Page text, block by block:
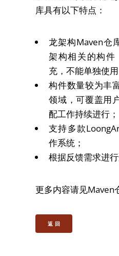
库具有以下特点：
龙架构Maven仓
架构相关的构件
充，不能单独使用
构件数量较为丰
领域，可覆盖用
配工作持续进行；
支持多款
作系统；
根据反馈需求进行
更多内容请见Maven
返 回